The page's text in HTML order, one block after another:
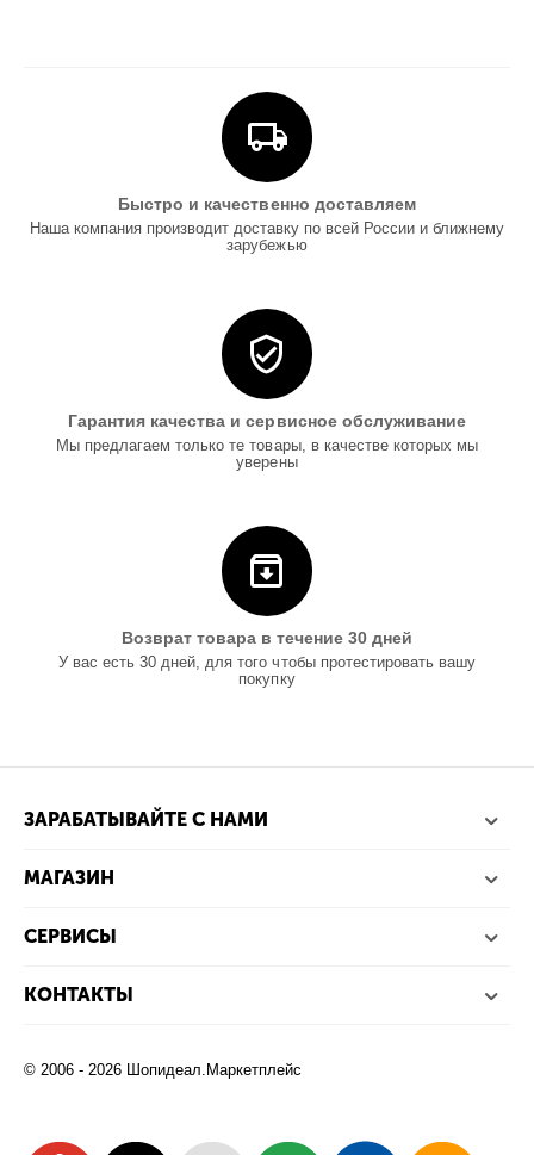
Быстро и качественно доставляем
Наша компания производит доставку по всей России и ближнему
зарубежью
Гарантия качества и сервисное обслуживание
Мы предлагаем только те товары, в качестве которых мы
уверены
Возврат товара в течение 30 дней
У вас есть 30 дней, для того чтобы протестировать вашу
покупку
ЗАРАБАТЫВАЙТЕ С НАМИ
МАГАЗИН
СЕРВИСЫ
КОНТАКТЫ
© 2006 - 2026 Шопидеал.Маркетплейс